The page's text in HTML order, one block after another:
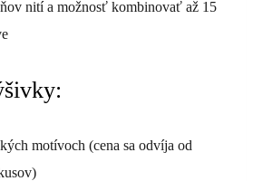
nití a možnosť kombinovať až 15
motívoch (cena sa odvíja od